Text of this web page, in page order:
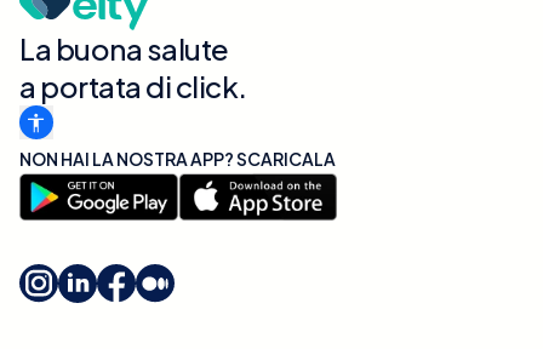
La buona salute
a portata di click.
NON HAI LA NOSTRA APP? SCARICALA